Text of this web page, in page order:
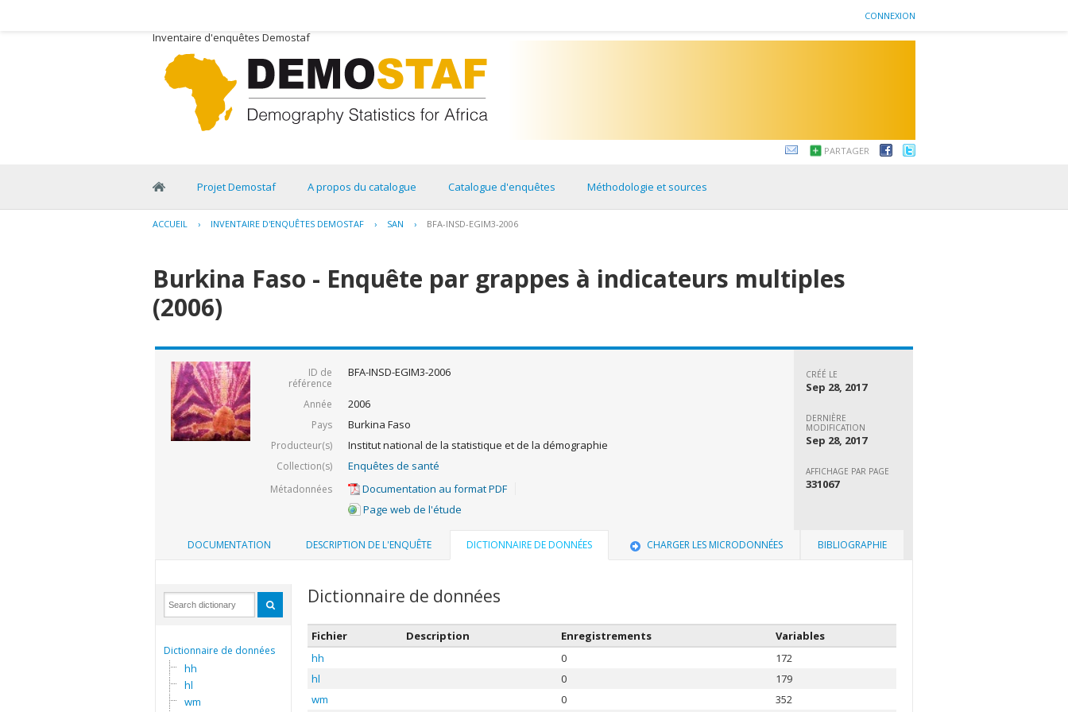
CONNEXION
Inventaire d'enquêtes Demostaf
PARTAGER
Projet Demostaf A propos du catalogue Catalogue d'enquêtes Méthodologie et sources
ACCUEIL › INVENTAIRE D'ENQUÊTES DEMOSTAF › SAN › BFA-INSD-EGIM3-2006
Burkina Faso - Enquête par grappes à indicateurs multiples
(2006)
ID de
référence
BFA-INSD-EGIM3-2006
Année 2006
Pays Burkina Faso
Producteur(s) Institut national de la statistique et de la démographie
Collection(s) Enquêtes de santé
Métadonnées
Documentation au format PDF
Page web de l'étude
CRÉÉ LE
Sep 28, 2017
DERNIÈRE
MODIFICATION
Sep 28, 2017
AFFICHAGE PAR PAGE
331067
DOCUMENTATION DESCRIPTION DE L'ENQUÊTE DICTIONNAIRE DE DONNÉES CHARGER LES MICRODONNÉES BIBLIOGRAPHIE
Dictionnaire de données
hh
hl
wm
Dictionnaire de données
Fichier Description Enregistrements
Variables
hh
0
172
hl
0
179
wm
0 352